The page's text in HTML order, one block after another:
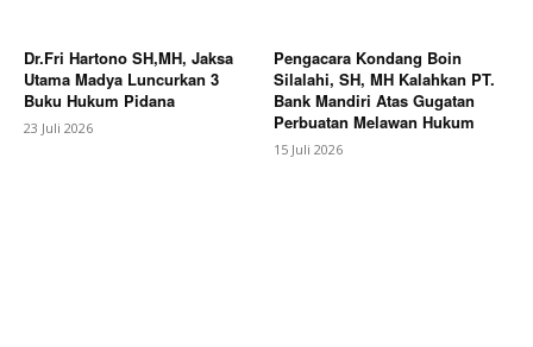
Dr.Fri Hartono SH,MH, Jaksa
Utama Madya Luncurkan 3
Buku Hukum Pidana
23 Juli 2026
Pengacara Kondang Boin
Silalahi, SH, MH Kalahkan PT.
Bank Mandiri Atas Gugatan
Perbuatan Melawan Hukum
15 Juli 2026